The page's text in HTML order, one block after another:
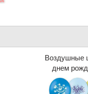
Воздушные
днем